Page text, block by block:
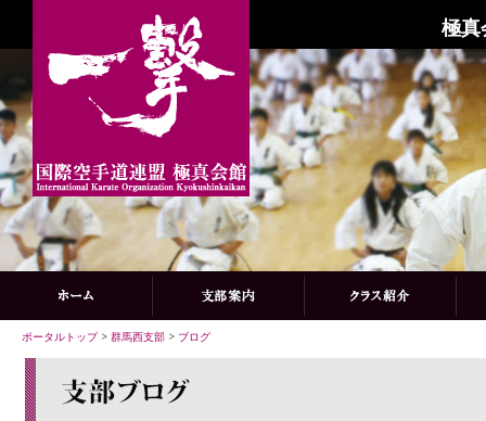
極真
ポータルトップ> 群馬西支部 > ブログ